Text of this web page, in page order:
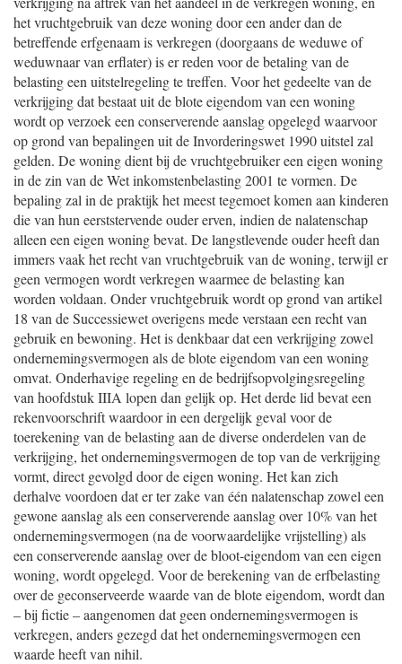
het vruchtgebruik van deze woning door een ander dan de
betreffende erfgenaam is verkregen (doorgaans de weduwe of
weduwnaar van erflater) is er reden voor de betaling van de
belasting een uitstelregeling te treffen. Voor het gedeelte van de
verkrijging dat bestaat uit de blote eigendom van een woning
wordt op verzoek een conserverende aanslag opgelegd waarvoor
op grond van bepalingen uit de Invorderingswet 1990 uitstel zal
gelden. De woning dient bij de vruchtgebruiker een eigen woning
in de zin van de Wet inkomstenbelasting 2001 te vormen. De
bepaling zal in de praktijk het meest tegemoet komen aan kinderen
die van hun eerststervende ouder erven, indien de nalatenschap
alleen een eigen woning bevat. De langstlevende ouder heeft dan
immers vaak het recht van vruchtgebruik van de woning, terwijl er
geen vermogen wordt verkregen waarmee de belasting kan
worden voldaan. Onder vruchtgebruik wordt op grond van artikel
18 van de Successiewet overigens mede verstaan een recht van
gebruik en bewoning. Het is denkbaar dat een verkrijging zowel
ondernemingsvermogen als de blote eigendom van een woning
omvat. Onderhavige regeling en de bedrijfsopvolgingsregeling
van hoofdstuk IIIA lopen dan gelijk op. Het derde lid bevat een
rekenvoorschrift waardoor in een dergelijk geval voor de
toerekening van de belasting aan de diverse onderdelen van de
verkrijging, het ondernemingsvermogen de top van de verkrijging
vormt, direct gevolgd door de eigen woning. Het kan zich
derhalve voordoen dat er ter zake van één nalatenschap zowel een
gewone aanslag als een conserverende aanslag over 10% van het
ondernemingsvermogen (na de voorwaardelijke vrijstelling) als
een conserverende aanslag over de bloot-eigendom van een eigen
woning, wordt opgelegd. Voor de berekening van de erfbelasting
over de geconserveerde waarde van de blote eigendom, wordt dan
– bij fictie – aangenomen dat geen ondernemingsvermogen is
verkregen, anders gezegd dat het ondernemingsvermogen een
waarde heeft van nihil.